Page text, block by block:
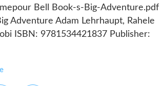
Bell Book-s-Big-Adventure.pdf
Adventure Adam Lehrhaupt, Rahele
ISBN: 9781534421837 Publisher: